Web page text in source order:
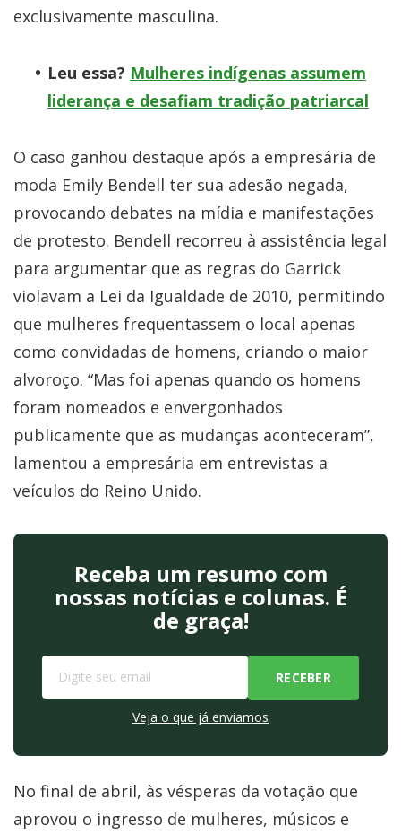
exclusivamente masculina.
Leu essa? Mulheres indígenas assumem
liderança e desafiam tradição patriarcal
O caso ganhou destaque após a empresária de
moda Emily Bendell ter sua adesão negada,
provocando debates na mídia e manifestações
de protesto. Bendell recorreu à assistência legal
para argumentar que as regras do Garrick
violavam a Lei da Igualdade de 2010, permitindo
que mulheres frequentassem o local apenas
como convidadas de homens, criando o maior
alvoroço. “Mas foi apenas quando os homens
foram nomeados e envergonhados
publicamente que as mudanças aconteceram”,
lamentou a empresária em entrevistas a
veículos do Reino Unido.
Receba um resumo com
nossas notícias e colunas. É
de graça!
Veja o que já enviamos
No final de abril, às vésperas da votação que
aprovou o ingresso de mulheres, músicos e